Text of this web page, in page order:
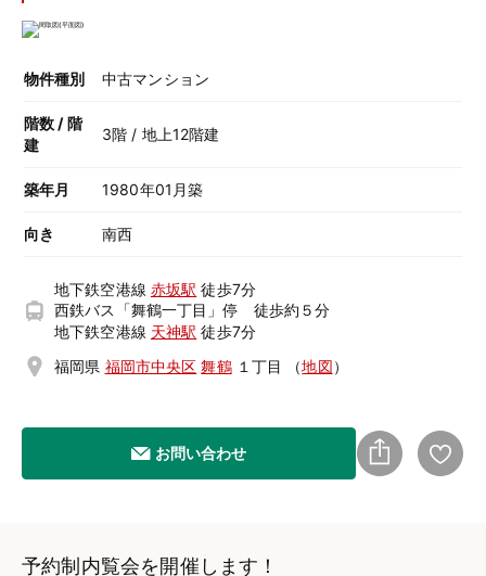
物件種別 中古マンション
階数 / 階
建
3階 / 地上12階建
築年月 1980年01月築
向き 南西
地下鉄空港線 赤坂駅 徒歩7分
西鉄バス「舞鶴一丁目」停 徒歩約５分
地下鉄空港線 天神駅 徒歩7分
福岡県 福岡市中央区 舞鶴 １丁目 （地図）
お問い合わせ
予約制内覧会を開催します！